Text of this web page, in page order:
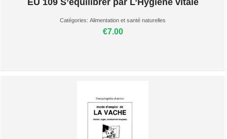
EU 109 S’équilibrer par L’Hygiène vitale
Catégories: Alimentation et santé naturelles
€7.00